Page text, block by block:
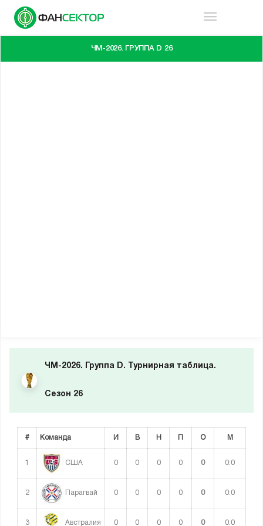
ЧМ-2026. ГРУППА D 26
ЧМ-2026. Группа D. Турнирная таблица.
Сезон 26
# Команда И В Н О М
1 США 0 0 0 0 0 0:0
2 Парагвай 0 0 0 0 0 0:0
3 Австралия 0 0 0 0 0 0:0